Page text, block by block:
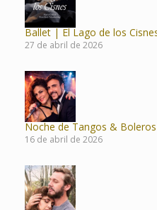
Ballet | El Lago de los
27 de abril de 2026
Noche de Tangos & Boleros
16 de abril de 2026